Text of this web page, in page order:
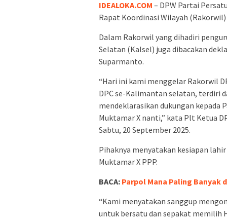
IDEALOKA.COM – DPW Partai
Rapat Koordinasi Wilayah
Dalam Rakorwil yang dihadiri
Selatan (Kalsel) juga dibacakan
Suparmanto.
“Hari ini kami menggelar Rakorwil
DPC se-Kalimantan selatan, terdiri
mendeklarasikan dukungan kepada
Muktamar X nanti,” kata Plt Ketua
Sabtu, 20 September 2025.
Pihaknya menyatakan kesiapan
Muktamar X PPP.
BACA: Parpol Mana Paling Banyak
“Kami menyatakan sanggup
untuk bersatu dan sepakat memilih